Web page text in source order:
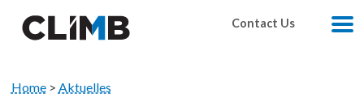
Contact Us
Home> Aktuelles